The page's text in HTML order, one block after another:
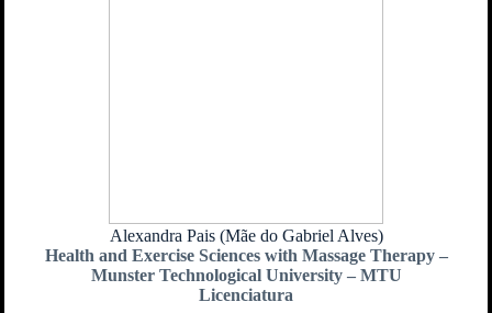
Alexandra Pais (Mãe do Gabriel Alves)
Health and Exercise Sciences with Massage Therapy –
Munster Technological University – MTU
Licenciatura